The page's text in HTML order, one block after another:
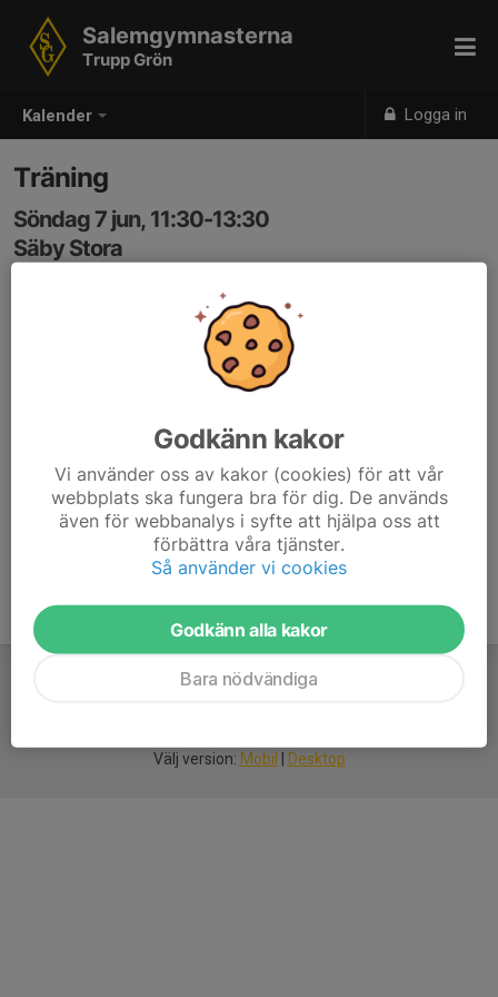
Kalender Logga in
Salemgymnasterna
Trupp Grön
Träning
Söndag 7 jun, 11:30-13:30
Säby Stora
OBS! Glöm inte vattenflaska
Smycken tas av och lämnas hemma.
Välj version: Mobil Desktop
Godkänn kakor
Vi använder oss av kakor (cookies) för att vår
webbplats ska fungera bra för dig. De används
även för webbanalys i syfte att hjälpa oss att
förbättra våra tjänster.
Så använder vi cookies
Godkänn alla kakor
Bara nödvändiga